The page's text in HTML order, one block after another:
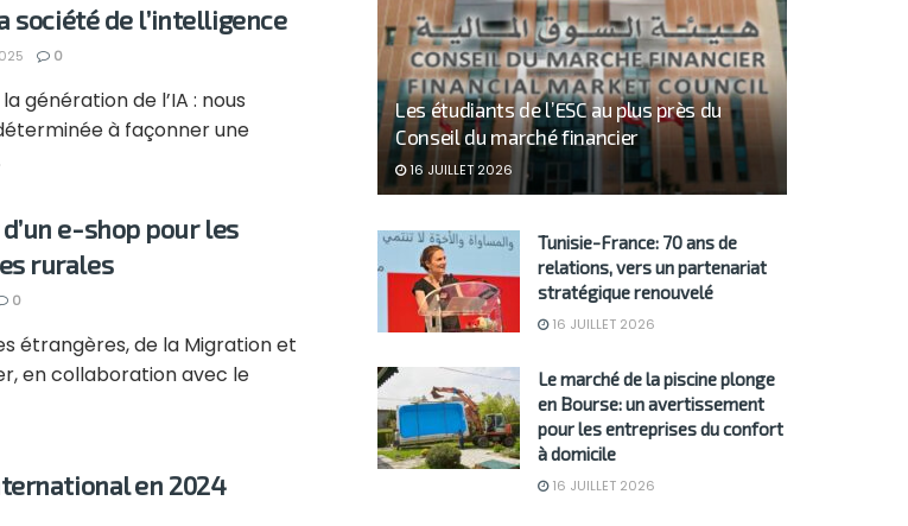
société de l’intelligence
0
génération de l’IA : nous
à façonner une
e-shop pour les
rurales
0
étrangères, de la Migration et
en collaboration avec le
en 2024
Les étudiants de l’ESC au plus près du
Conseil du marché financier
16 JUILLET 2026
Tunisie-France: 70 ans de
relations, vers un partenariat
stratégique renouvelé
16 JUILLET 2026
Le marché de la piscine plonge
en Bourse: un avertissement
pour les entreprises du confort
à domicile
16 JUILLET 2026